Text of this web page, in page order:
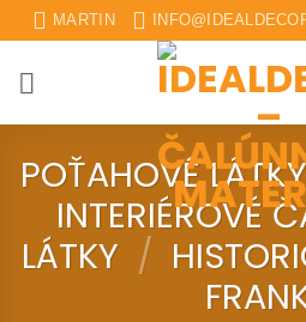
Skip
to
content
MARTIN
POŤAHOVÉ
INTERIÉROVÉ
LÁTKY /